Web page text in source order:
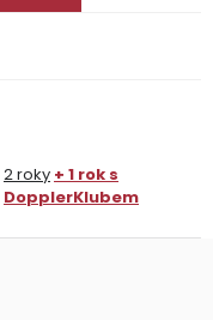
2 roky + 1 rok s
DopplerKlubem